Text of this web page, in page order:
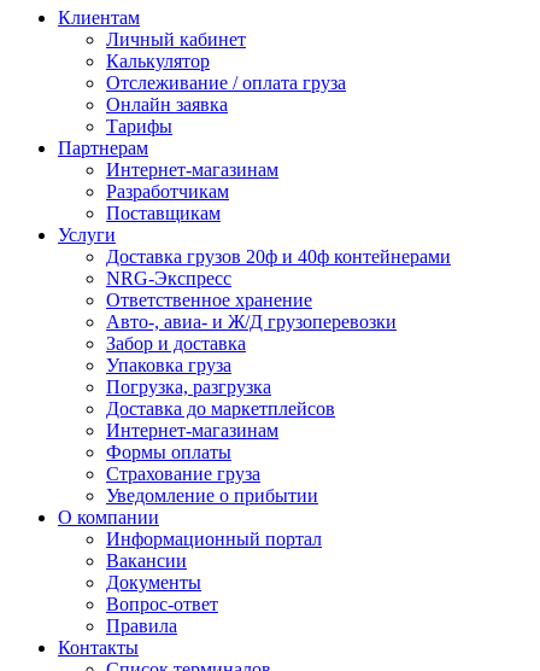
Клиентам
Личный кабинет
Калькулятор
Отслеживание / оплата груза
Онлайн заявка
Тарифы
Партнерам
Интернет-магазинам
Разработчикам
Поставщикам
Услуги
Доставка грузов 20ф и 40ф контейнерами
NRG-Экспресс
Ответственное хранение
Авто-, авиа- и Ж/Д грузоперевозки
Забор и доставка
Упаковка груза
Погрузка, разгрузка
Доставка до маркетплейсов
Интернет-магазинам
Формы оплаты
Страхование груза
Уведомление о прибытии
О компании
Информационный портал
Вакансии
Документы
Вопрос-ответ
Правила
Контакты